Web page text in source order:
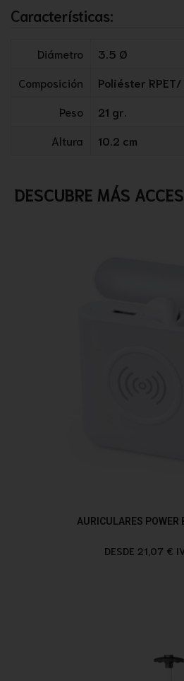
Características:
Diámetro
3.5 Ø
Composición
Poliéster RPET/
Peso
21 gr.
Altura
10.2 cm
DESCUBRE MÁS
AURICULARES POWER
DESDE 21,07 €